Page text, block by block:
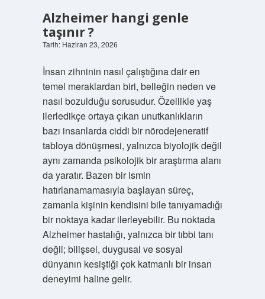
Alzheimer hangi genle
taşınır ?
Tarih: Haziran 23, 2026
İnsan zihninin nasıl çalıştığına dair en
temel meraklardan biri, belleğin neden ve
nasıl bozulduğu sorusudur. Özellikle yaş
ilerledikçe ortaya çıkan unutkanlıkların
bazı insanlarda ciddi bir nörodejeneratif
tabloya dönüşmesi, yalnızca biyolojik değil
aynı zamanda psikolojik bir araştırma alanı
da yaratır. Bazen bir ismin
hatırlanamamasıyla başlayan süreç,
zamanla kişinin kendisini bile tanıyamadığı
bir noktaya kadar ilerleyebilir. Bu noktada
Alzheimer hastalığı, yalnızca bir tıbbi tanı
değil; bilişsel, duygusal ve sosyal
dünyanın kesiştiği çok katmanlı bir insan
deneyimi haline gelir.